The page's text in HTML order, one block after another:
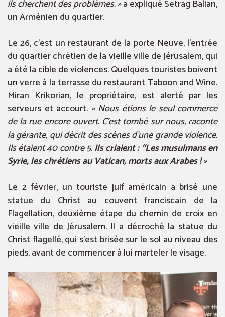
ils cherchent des problèmes. »a expliqué Setrag Balian,
un Arménien du quartier.
Le 26, c’est un restaurant de la porte Neuve, l’entrée
du quartier chrétien de la vieille ville de Jérusalem, qui
a été la cible de violences. Quelques touristes boivent
un verre à la terrasse du restaurant Taboon and Wine.
Miran Krikorian, le propriétaire, est alerté par les
serveurs et accourt. « Nous étions le seul commerce
de la rue encore ouvert. C’est tombé sur nous, raconte
la gérante, qui décrit des scènes d’une grande violence.
Ils étaient 40 contre 5.Ils criaient : “Les musulmans en
Syrie, les chrétiens au Vatican, morts aux Arabes ! »
Le 2 février, un touriste juif américain a brisé une
statue du Christ au couvent franciscain de la
Flagellation, deuxième étape du chemin de croix en
vieille ville de Jérusalem. Il a décroché la statue du
Christ flagellé, qui s’est brisée sur le sol au niveau des
pieds, avant de commencer à lui marteler le visage.